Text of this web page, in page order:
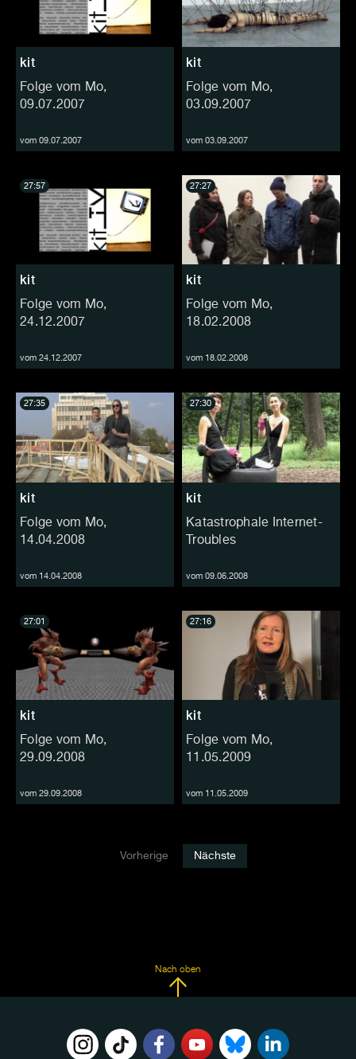
kit
Folge vom Mo,
09.07.2007
vom 09.07.2007
kit
Folge vom Mo,
03.09.2007
vom 03.09.2007
kit
Folge vom Mo,
24.12.2007
vom 24.12.2007
27:57
kit
Folge vom Mo,
18.02.2008
vom 18.02.2008
27:27
kit
Folge vom Mo,
14.04.2008
vom 14.04.2008
27:35
kit
Katastrophale Internet-
Troubles
vom 09.06.2008
27:30
kit
Folge vom Mo,
29.09.2008
vom 29.09.2008
27:01
kit
Folge vom Mo,
11.05.2009
vom 11.05.2009
27:16
Vorherige Nächste
Nach oben